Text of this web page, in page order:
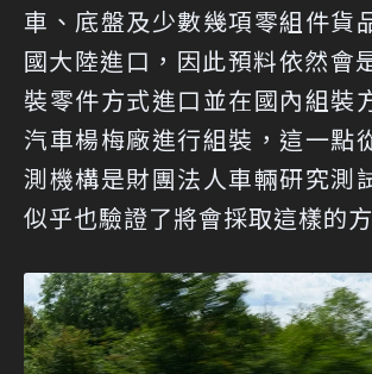
車、底盤及少數幾項零組件貨
國大陸進口，因此預料依然會
裝零件方式進口並在國內組裝
汽車楊梅廠進行組裝，這一點
測機構是財團法人車輛研究測
似乎也驗證了將會採取這樣的